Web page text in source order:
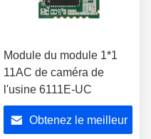
Module du module 1*1
11AC de caméra de
l'usine 6111E-UC
Obtenez le meilleur